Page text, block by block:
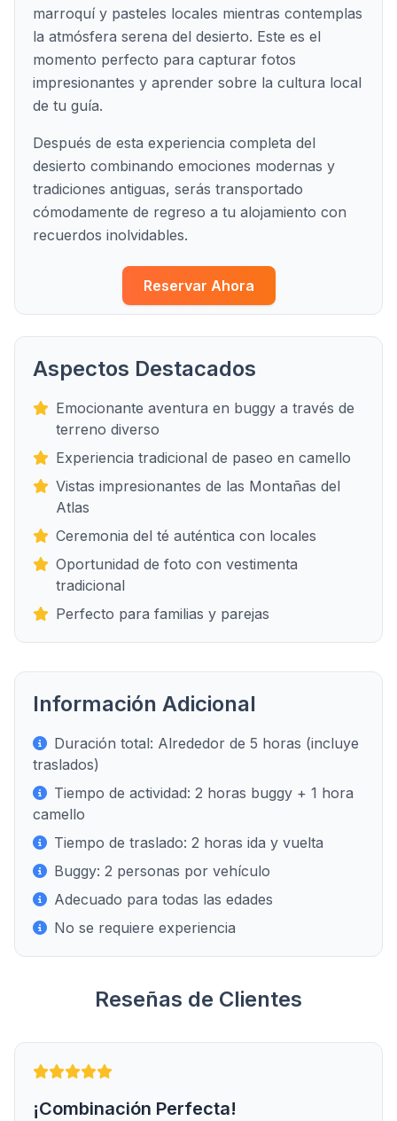
marroquí y pasteles locales mientras contemplas
la atmósfera serena del desierto. Este es el
momento perfecto para capturar fotos
impresionantes y aprender sobre la cultura local
de tu guía.
Después de esta experiencia completa del
desierto combinando emociones modernas y
tradiciones antiguas, serás transportado
cómodamente de regreso a tu alojamiento con
recuerdos inolvidables.
Reservar Ahora
Aspectos Destacados
Emocionante aventura en buggy a través de
terreno diverso
Experiencia tradicional de paseo en camello
Vistas impresionantes de las Montañas del
Atlas
Ceremonia del té auténtica con locales
Oportunidad de foto con vestimenta
tradicional
Perfecto para familias y parejas
Información Adicional
Duración total: Alrededor de 5 horas (incluye
traslados)
Tiempo de actividad: 2 horas buggy + 1 hora
camello
Tiempo de traslado: 2 horas ida y vuelta
Buggy: 2 personas por vehículo
Adecuado para todas las edades
No se requiere experiencia
Reseñas de Clientes
¡Combinación Perfecta!